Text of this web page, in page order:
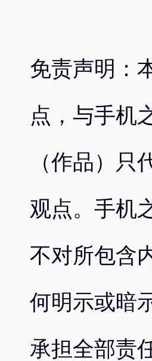
免责声明：
点，与手机
（作品）
观点。手机
不对所包含
何明示或暗
承担全部责